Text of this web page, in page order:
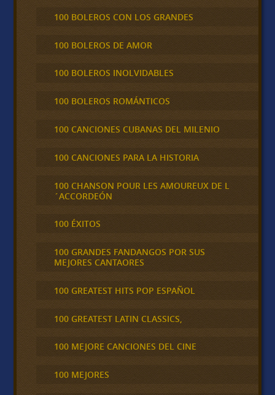
100 BOLEROS CON LOS GRANDES
100 BOLEROS DE AMOR
100 BOLEROS INOLVIDABLES
100 BOLEROS ROMÁNTICOS
100 CANCIONES CUBANAS DEL MILENIO
100 CANCIONES PARA LA HISTORIA
100 CHANSON POUR LES AMOUREUX DE L
´ACCORDEÓN
100 ÉXITOS
100 GRANDES FANDANGOS POR SUS
MEJORES CANTAORES
100 GREATEST HITS POP ESPAÑOL
100 GREATEST LATIN CLASSICS,
100 MEJORE CANCIONES DEL CINE
100 MEJORES